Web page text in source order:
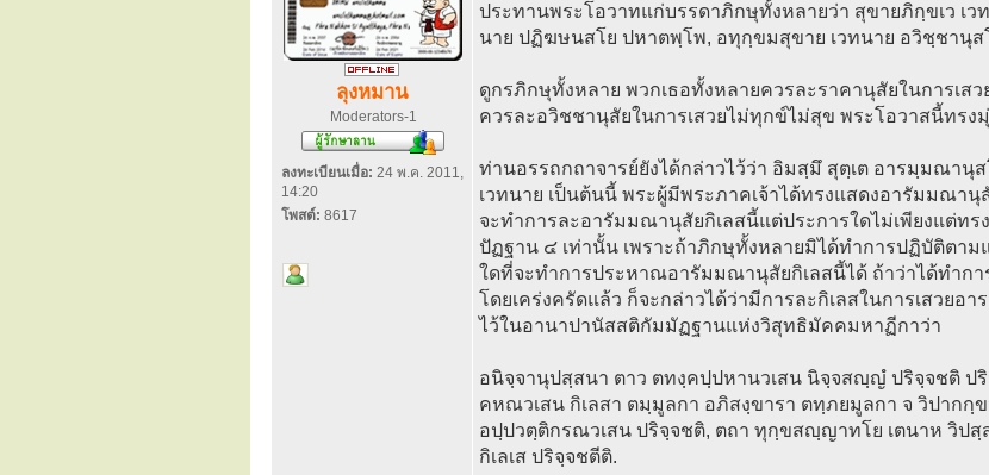
ลุงหมาน
Moderators-1
ลงทะเบียนเมื่อ: 24 พ.ค. 2011,
14:20
โพสต์: 8617
ประทานพระโอวาทแก่บรรดาภิกษุทั้งหลายว่า สุขายภิกฺขเว เ
นาย ปฏิฆษนสโย ปหาตพฺโพ, อทุกฺขมสุขาย เวทนาย อวิชฺชานุส
ดูกรภิกษุทั้งหลาย พวกเธอทั้งหลายควรละราคานุสัยในการเส
ควรละอวิชชานุสัยในการเสวยไม่ทุกข์ไม่สุข พระโอวาสนี้ทร
ท่านอรรถกถาจารย์ยังได้กล่าวไว้ว่า อิมสฺมึ สุตฺเต อารมฺมณานุ
เวทนาย เป็นต้นนี้ พระผู้มีพระภาคเจ้าได้ทรงแสดงอารัมมณา
จะทำการละอารัมมณานุสัยกิเลสนี้แต่ประการใดไม่เพียงแต่ท
ปัฏฐาน ๔ เท่านั้น เพราะถ้าภิกษุทั้งหลายมิได้ทำการปฏิบัติตา
ใดที่จะทำการประหาณอารัมมณานุสัยกิเลสนี้ได้ ถ้าว่าได้ทำก
โดยเคร่งครัดแล้ว ก็จะกล่าวได้ว่ามีการละกิเลสในการเสวยอ
ไว้ในอานาปานัสสติกัมมัฏฐานแห่งวิสุทธิมัคคมหาฏีกาว่า
อนิจฺจานุปสฺสนา ตาว ตทงฺคปฺปหานวเสน นิจฺจสญฺญํ ปริจฺจชติ ป
คหณวเสน กิเลสา ตมฺมูลกา อภิสงฺขารา ตทฺภยมูลกา จ วิปากกฺข
อปฺปวตฺติกรณวเสน ปริจฺจชติ, ตถา ทุกฺขสญฺญาทโย เตนาห วิปสฺ
กิเลเส ปริจฺจชตีติ.